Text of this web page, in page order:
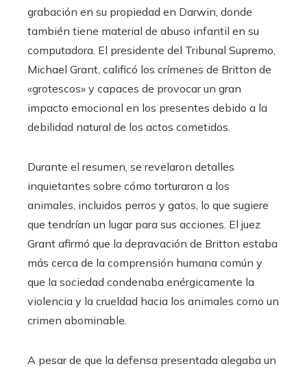
grabación en su propiedad en Darwin, donde
también tiene material de abuso infantil en su
computadora. El presidente del Tribunal Supremo,
Michael Grant, calificó los crímenes de Britton de
«grotescos» y capaces de provocar un gran
impacto emocional en los presentes debido a la
debilidad natural de los actos cometidos.
Durante el resumen, se revelaron detalles
inquietantes sobre cómo torturaron a los
animales, incluidos perros y gatos, lo que sugiere
que tendrían un lugar para sus acciones. El juez
Grant afirmó que la depravación de Britton estaba
más cerca de la comprensión humana común y
que la sociedad condenaba enérgicamente la
violencia y la crueldad hacia los animales como un
crimen abominable.
A pesar de que la defensa presentada alegaba un